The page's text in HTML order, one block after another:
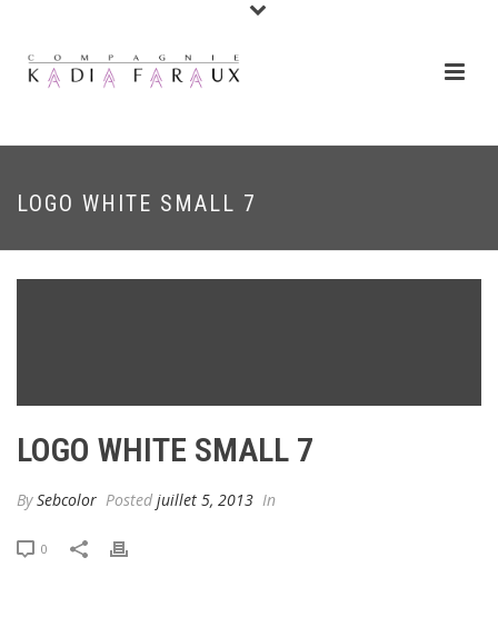
LOGO WHITE SMALL 7
LOGO WHITE SMALL 7
BySebcolor Posted juillet 5, 2013 In
0